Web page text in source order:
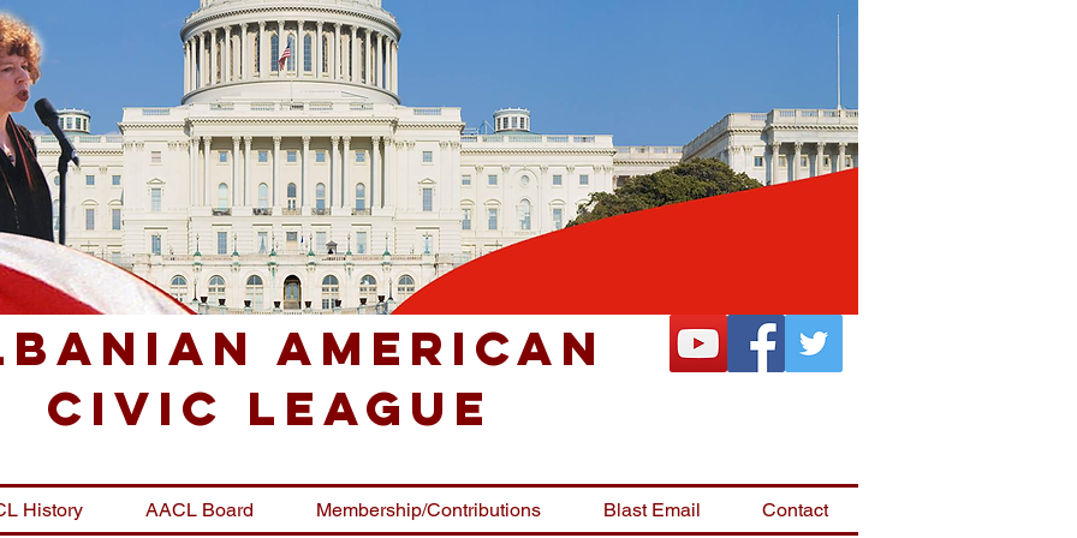
American
Civic League
History AACL Board Membership/Contributions Blast Email Contact